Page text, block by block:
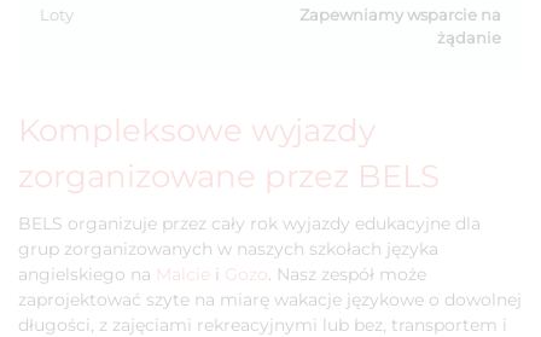
Loty
Zapewniamy wsparcie na
żądanie
Kompleksowe wyjazdy
zorganizowane przez BELS
BELS organizuje przez cały rok wyjazdy edukacyjne dla
grup zorganizowanych w naszych szkołach języka
angielskiego na Malcie i Gozo. Nasz zespół może
zaprojektować szyte na miarę wakacje językowe o dowolnej
długości, z zajęciami rekreacyjnymi lub bez, transportem i